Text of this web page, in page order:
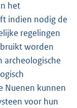
het
indien nodig de
regelingen
worden
archeologische
Nuenen kunnen
voor hun